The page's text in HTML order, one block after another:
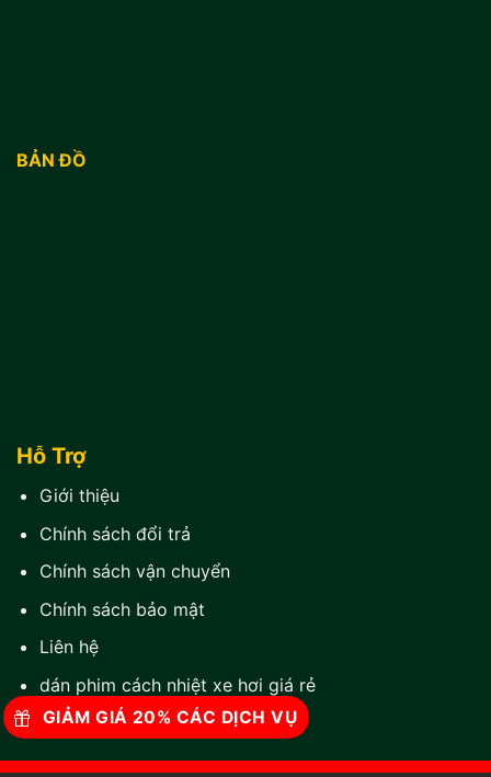
BẢN ĐỒ
Hỗ Trợ
Giới thiệu
Chính sách đổi trả
Chính sách vận chuyển
Chính sách bảo mật
Liên hệ
dán phim cách nhiệt xe hơi giá rẻ
GIẢM GIÁ 20% CÁC DỊCH VỤ